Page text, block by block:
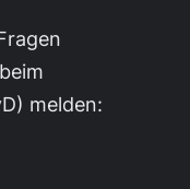
melden: